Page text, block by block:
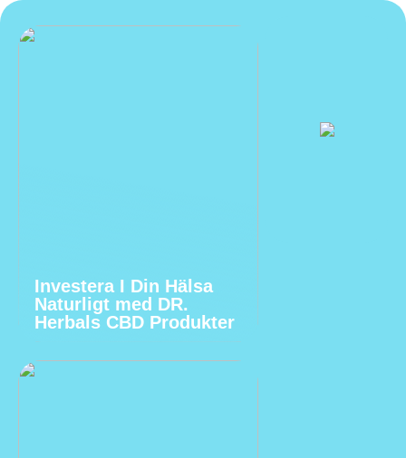
Investera I Din Hälsa
Naturligt med DR.
Herbals CBD Produkter